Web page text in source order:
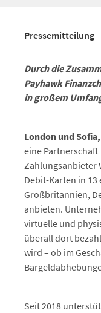
Pressemitteilung
Durch die
Payhawk
in großem
London und
eine
Zahlungsanbieter
Debit-Karten in
Großbritannien,
anbieten.
virtuelle und
überall dort
wird – ob im
Seit 2018